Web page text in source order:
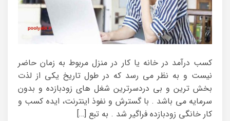
کسب درآمد در خانه یا کار در منزل مربوط به زمان حاضر
نیست و به نظر می رسد که در طول تاریخ یکی از لذت
بخش ترین و بی دردسرترین شغل های زودبازده و بدون
سرمایه می باشد . با گسترش و نفوذ اینترنت، ایده کسب و
کار خانگی زودبازده فراگیر شد . به تبع […]